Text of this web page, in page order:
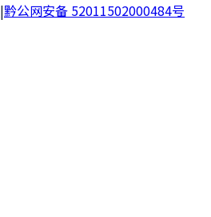
|黔公网安备 52011502000484号